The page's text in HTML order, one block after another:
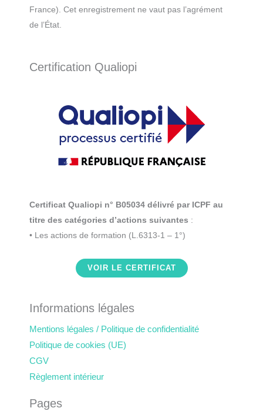
France). Cet enregistrement ne vaut pas l’agrément
de l’État.
Certification Qualiopi
Certificat Qualiopi n° B05034 délivré par ICPF au
titre des catégories d’actions suivantes :
• Les actions de formation (L.6313-1 – 1°)
VOIR LE CERTIFICAT
Informations légales
Mentions légales / Politique de confidentialité
Politique de cookies (UE)
CGV
Règlement intérieur
Pages